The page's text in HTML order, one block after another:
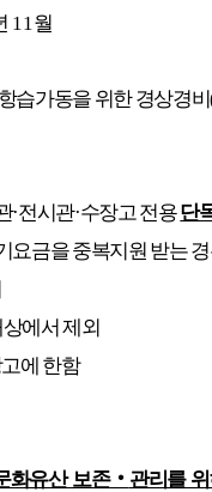
11 월
습가동을 위한 경상경비
·전시관·수장고 전용단
요금을 중복지원 받는
에서 제외
에 한함
화유산 보존‧ 관리를